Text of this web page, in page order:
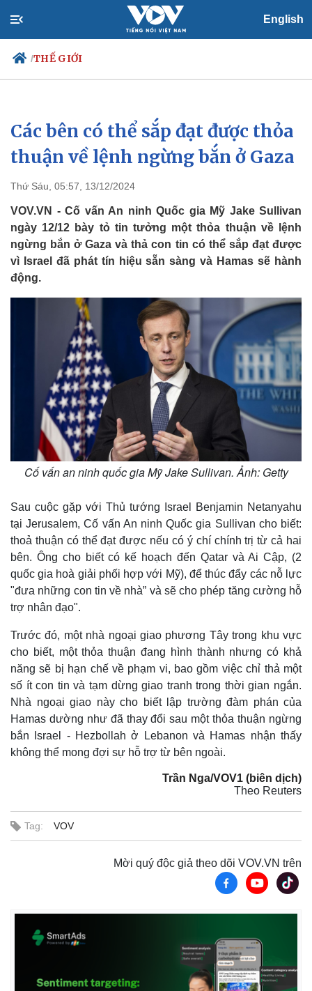
English
/THẾ GIỚI
Chính trị
Đảng
Tổ chức nhân sự
Nhận diện sự thật
Xã hội
Tin 24h
Dự báo thời tiết
Việc làm
Biển đảo
Các bên có thể sắp đạt được thỏa
thuận về lệnh ngừng bắn ở Gaza
Thứ Sáu, 05:57, 13/12/2024
VOV.VN - Cố vấn An ninh Quốc gia Mỹ Jake Sullivan
ngày 12/12 bày tỏ tin tưởng một thỏa thuận về lệnh
ngừng bắn ở Gaza và thả con tin có thể sắp đạt được
vì Israel đã phát tín hiệu sẵn sàng và Hamas sẽ hành
động.
Cố vấn an ninh quốc gia Mỹ Jake Sullivan. Ảnh: Getty
Sau cuộc gặp với Thủ tướng Israel Benjamin Netanyahu
tại Jerusalem, Cố vấn An ninh Quốc gia Sullivan cho biết:
thoả thuận có thể đạt được nếu có ý chí chính trị từ cả hai
bên. Ông cho biết có kế hoạch đến Qatar và Ai Cập, (2
quốc gia hoà giải phối hợp với Mỹ), để thúc đẩy các nỗ lực
"đưa những con tin về nhà” và sẽ cho phép tăng cường hỗ
trợ nhân đạo".
Trước đó, một nhà ngoại giao phương Tây trong khu vực
cho biết, một thỏa thuận đang hình thành nhưng có khả
năng sẽ bị hạn chế về phạm vi, bao gồm việc chỉ thả một
số ít con tin và tạm dừng giao tranh trong thời gian ngắn.
Nhà ngoại giao này cho biết lập trường đàm phán của
Hamas dường như đã thay đổi sau một thỏa thuận ngừng
bắn Israel - Hezbollah ở Lebanon và Hamas nhận thấy
không thể mong đợi sự hỗ trợ từ bên ngoài.
Trần Nga/VOV1 (biên dịch)
Theo Reuters
Tag: VOV
Mời quý độc giả theo dõi VOV.VN trên